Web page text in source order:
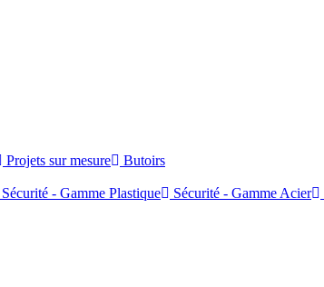
Projets sur mesure
Butoirs
Sécurité - Gamme Plastique Sécurité - Gamme Acier